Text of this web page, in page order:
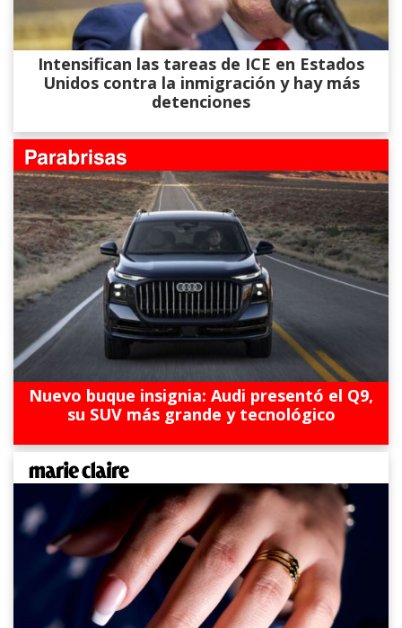
Intensifican las tareas de ICE en Estados
Unidos contra la inmigración y hay más
detenciones
Nuevo buque insignia: Audi presentó el Q9,
su SUV más grande y tecnológico